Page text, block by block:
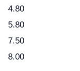
4.80
5.80
7.50
8.00